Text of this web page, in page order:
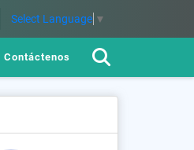
Select Language ▼
Contáctenos